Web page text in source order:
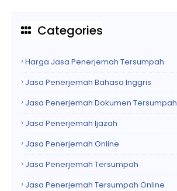
Categories
Harga Jasa Penerjemah Tersumpah
Jasa Penerjemah Bahasa Inggris
Jasa Penerjemah Dokumen Tersumpah
Jasa Penerjemah Ijazah
Jasa Penerjemah Online
Jasa Penerjemah Tersumpah
Jasa Penerjemah Tersumpah Online